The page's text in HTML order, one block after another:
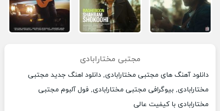
مجتبی مختارابادی
دانلود آهنگ های مجتبی مختارابادی, دانلود اهنگ جدید مجتبی
مختارابادی, بیوگرافی مجتبی مختارابادی, فول آلبوم مجتبی
مختارابادی با کیفیت عالی